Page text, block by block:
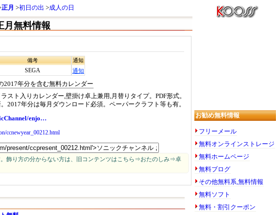
正月 初日の出 成人の日
月無料情報
備考
SEGA
通知
通知
2017年分を含む無料カレンダー
スト入りカレンダー,壁掛け卓上兼用,月替りタイプ。PDF形式。
2017年分は毎月ダウンロード必須。ペーパークラフト等も有。
enjo…
ccnewyear_00212.html
飾り方の分からない方は、旧コンテンツはこちら⇒おたのしみ⇒卓
お勧め無料情報
フリーメール
無料オンラインストレージ
無料ホームページ
無料ブログ
その他無料系,無料情報
無料ソフト
無料・割引クーポン